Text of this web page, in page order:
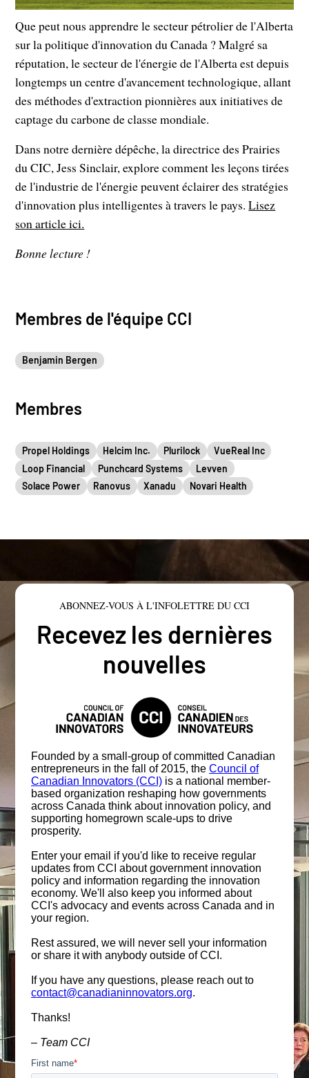
Que peut nous apprendre le secteur pétrolier de l'Alberta
sur la politique d'innovation du Canada ? Malgré sa
réputation, le secteur de l'énergie de l'Alberta est depuis
longtemps un centre d'avancement technologique, allant
des méthodes d'extraction pionnières aux initiatives de
captage du carbone de classe mondiale.
Dans notre dernière dépêche, la directrice des Prairies
du CIC, Jess Sinclair, explore comment les leçons tirées
de l'industrie de l'énergie peuvent éclairer des stratégies
d'innovation plus intelligentes à travers le pays.Lisez
son article ici.
Bonne lecture !
Membres de l'équipe CCI
Benjamin Bergen
Membres
Propel Holdings Helcim Inc. Plurilock
VueReal Inc
Loop Financial
Punchcard Systems
Levven
Solace Power
Ranovus Xanadu Novari Health
ABONNEZ-VOUS À L'INFOLETTRE DU CCI
Recevez les dernières
nouvelles